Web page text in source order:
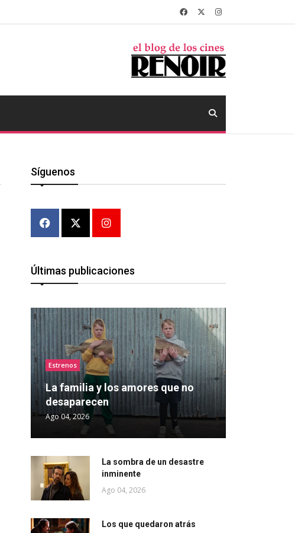
Síguenos
Últimas publicaciones
Estrenos
La familia y los amores que no
desaparecen
Ago 04, 2026
La sombra de un desastre
inminente
Ago 04, 2026
Los que quedaron atrás